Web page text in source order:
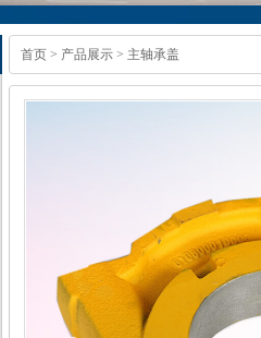
首页 > 产品展示 > 主轴承盖